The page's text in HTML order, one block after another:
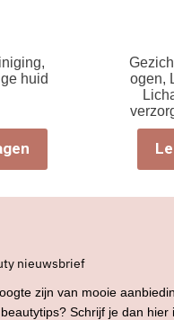
,
huid
ogen,
nieuwsbrief
zijn van mooie
Schrijf je dan hier